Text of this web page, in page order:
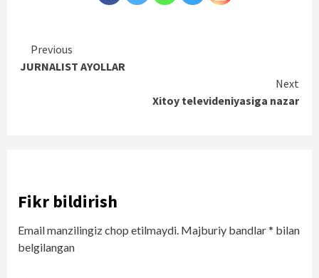
Continue
Reading
Previous
JURNALIST AYOLLAR
Next
Xitoy televideniyasiga nazar
Fikr bildirish
Email manzilingiz chop etilmaydi. Majburiy bandlar* bilan
belgilangan